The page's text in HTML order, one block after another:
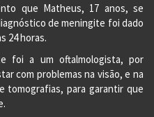
que Matheus, 17 anos, se
de meningite foi dado
24 horas.
foi a um oftalmologista, por
com problemas na visão, e na
tomografias, para garantir que